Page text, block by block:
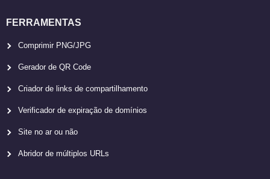
FERRAMENTAS
Comprimir PNG/JPG
Gerador de QR Code
Criador de links de compartilhamento
Verificador de expiração de domínios
Site no ar ou não
Abridor de múltiplos URLs